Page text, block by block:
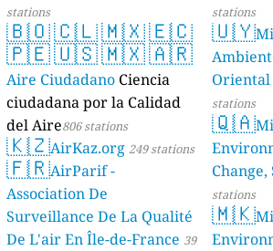
stations
🇧🇴🇨🇱🇲🇽🇪🇨
🇵🇪🇺🇸🇲🇽🇦🇷
Aire Ciudadano Ciencia
ciudadana por la Calidad
del Aire806 stations
🇰🇿AirKaz.org 249 stations
🇫🇷AirParif -
Association De
Surveillance De La Qualité
De L'air En Île-de-France 39
stations
🇺🇾
stations
🇶🇦
stations
🇲🇰